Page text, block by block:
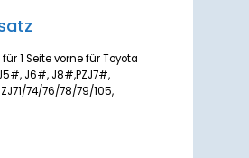
1 Seite vorne für Toyota
J6#, J8#,PZJ7#,
74/76/78/79/105,